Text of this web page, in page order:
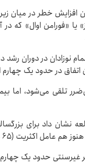
افزایش خطر در میان
نوزادان در دوران
اتفاق در حدود یک
تلقی می‌شود، اما
نشان داد برای
(۶۵ درصد) سکته‌های مغزی هستند.
حدود یک